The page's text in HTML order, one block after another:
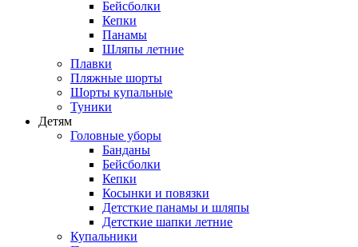
Бейсболки
Кепки
Панамы
Шляпы летние
Плавки
Пляжные шорты
Шорты купальные
Туники
Детям
Головные уборы
Банданы
Бейсболки
Кепки
Косынки и повязки
Детсткие панамы и шляпы
Детсткие шапки летние
Купальники